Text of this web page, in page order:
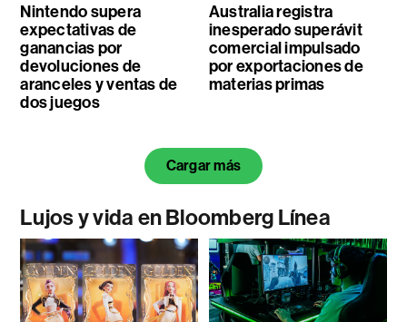
Nintendo supera
expectativas de
ganancias por
devoluciones de
aranceles y ventas de
dos juegos
Australia registra
inesperado superávit
comercial impulsado
por exportaciones de
materias primas
Cargar más
Lujos y vida en Bloomberg Línea